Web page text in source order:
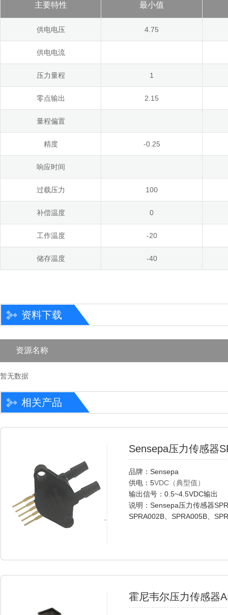
主要特性 最小值
供电电压 4.75
供电电流
压力量程 1
零点输出 2.15
量程偏置
精度 -0.25
响应时间
过载压力 100
补偿温度 0
工作温度 -20
储存温度 -40
资料下载
资源名称
暂无数据
相关产品
Sensepa压力传感器
品牌：Sensepa
供电：5VDC（典型值）
输出信号：0.5~4.5VDC输出
说明：Sensepa压力传感器
SPRA002B、SPRA005B、
霍尼韦尔压力传感器